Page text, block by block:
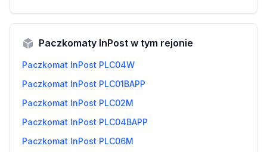
Paczkomaty InPost w tym rejonie
Paczkomat InPost PLC04W
Paczkomat InPost PLC01BAPP
Paczkomat InPost PLC02M
Paczkomat InPost PLC04BAPP
Paczkomat InPost PLC06M